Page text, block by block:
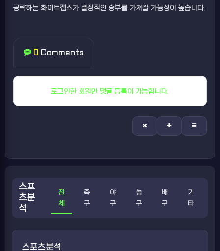
공략하는 화이트캡스가 결정적인 승부를 가져갈 가능성이 높습니다.
0 Comments
로그인한 회원만 댓글 등록이 가능합니다.
스포
츠분
석
전
체
축
구
야
구
농
구
배
구
기
타
스포츠분석